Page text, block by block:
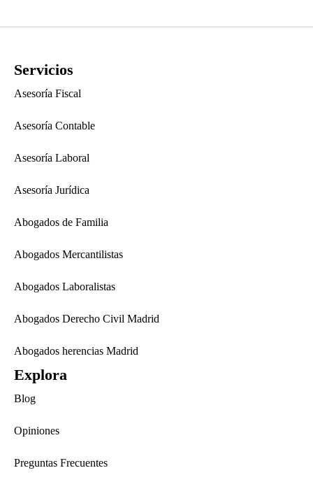
Servicios
Asesoría Fiscal
Asesoría Contable
Asesoría Laboral
Asesoría Jurídica
Abogados de Familia
Abogados Mercantilistas
Abogados Laboralistas
Abogados Derecho Civil Madrid
Abogados herencias Madrid
Explora
Blog
Opiniones
Preguntas Frecuentes